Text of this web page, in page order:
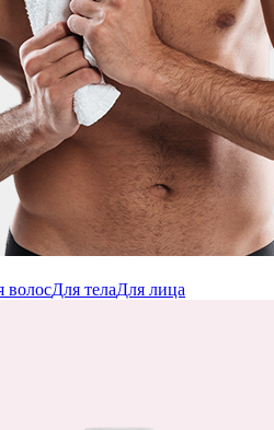
волосДля телаДля лица